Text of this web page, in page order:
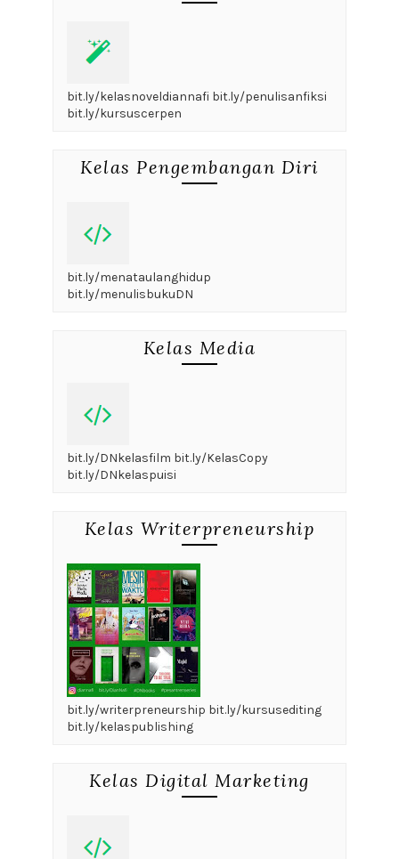
bit.ly/kelasnoveldiannafi bit.ly/penulisanfiksi
bit.ly/kursuscerpen
Kelas Pengembangan Diri
bit.ly/menataulanghidup
bit.ly/menulisbukuDN
Kelas Media
bit.ly/DNkelasfilm bit.ly/KelasCopy
bit.ly/DNkelaspuisi
Kelas Writerpreneurship
bit.ly/writerpreneurship bit.ly/kursusediting
bit.ly/kelaspublishing
Kelas Digital Marketing